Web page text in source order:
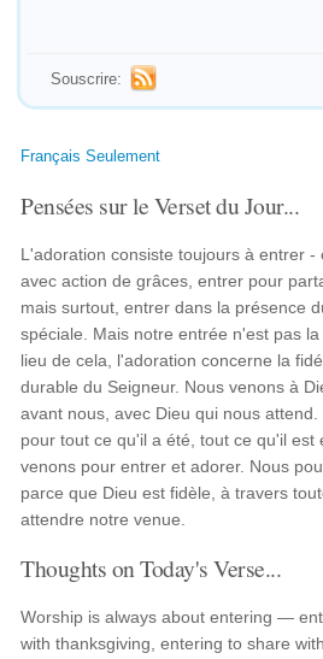
Souscrire:
Français Seulement
Pensées sur le Verset du Jour...
L'adoration consiste toujours à entrer
avec action de grâces, entrer pour
mais surtout, entrer dans la présence
spéciale. Mais notre entrée n'est pas
lieu de cela, l'adoration concerne la
durable du Seigneur. Nous venons à
avant nous, avec Dieu qui nous
pour tout ce qu'il a été, tout ce qu'il est
venons pour entrer et adorer. Nous
parce que Dieu est fidèle, à travers
attendre notre venue.
Thoughts on Today's Verse...
Worship is always about entering —
with thanksgiving, entering to share